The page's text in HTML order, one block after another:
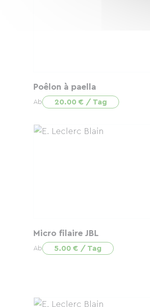
Poêlon à paella
Ab 20.00 € / Tag
Micro filaire JBL
Ab 5.00 € / Tag